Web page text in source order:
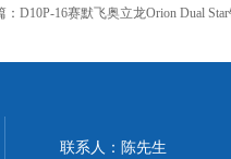
： D10P-16赛默飞奥立龙Orion Dual
联系人：陈先生